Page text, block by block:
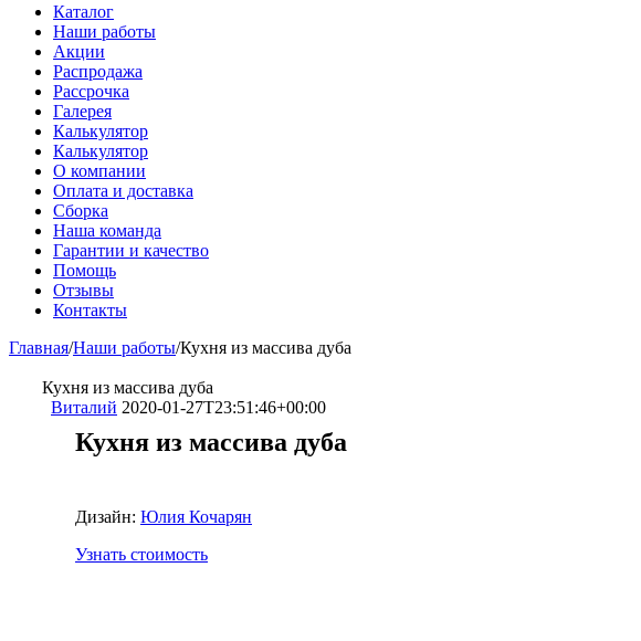
Каталог
Наши работы
Акции
Распродажа
Рассрочка
Галерея
Калькулятор
Калькулятор
О компании
Оплата и доставка
Сборка
Наша команда
Гарантии и качество
Помощь
Отзывы
Контакты
Главная/Наши работы/Кухня из массива дуба
Кухня из массива дуба
Виталий 2020-01-27T23:51:46+00:00
Кухня из массива дуба
Дизайн: Юлия Кочарян
Узнать стоимость